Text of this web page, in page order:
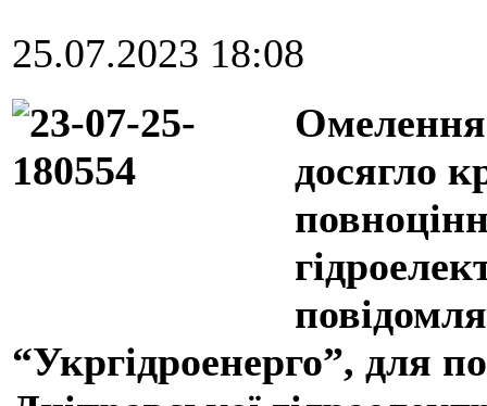
25.07.2023 18:08
досягло
“Укргідроенерго”, для